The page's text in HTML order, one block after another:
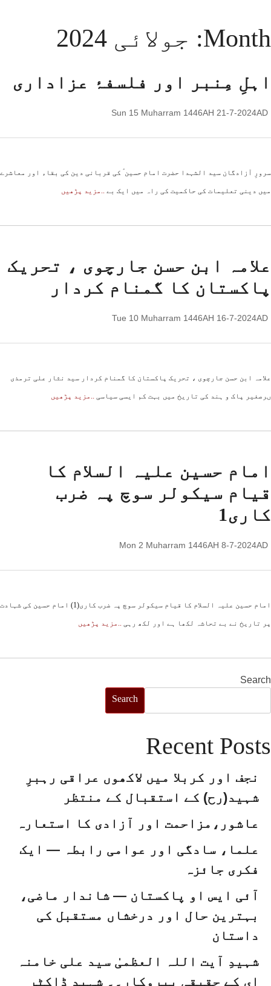
Month: جولائی 2024
اہلِ مِنبر اور فلسفۂ عزاداری
Sun 15 Muharram 1446AH 21-7-2024AD
سرورِ آزادگان سید الشہدا حضرت امام حسین ؑ کی قربانی دین کی بقاء اور معاشرے
میں دینی تعلیمات کی حاکمیت کی راہ میں ایک بے ..مزید پڑھیں
علامہ ابن حسن جارچوی ، تحریک
پاکستان کا گمنام کردار
Tue 10 Muharram 1446AH 16-7-2024AD
علامہ ابن حسن جارچوی ، تحریک پاکستان کا گمنام کردار سید نثار علی ترمذی
ںرصغیر پاک و ہند کی تاریخ میں بہت کم ایسی سیاسی ..مزید پڑھیں
امام حسین علیہ السلام کا
قیام سیکولر سوچ پہ ضرب
کاری1
Mon 2 Muharram 1446AH 8-7-2024AD
امام حسین علیہ السلام کا قیام سیکولر سوچ پہ ضرب کاری(1) امام حسین کی شہادت
پر تاریخ نے بے تحاشہ لکھا ہے اور لکھ رہی ..مزید پڑھیں
Search
Search
Recent Posts
نجف اور کربلا میں لاکھوں عراقی رہبرِ
شہید(رح) کے استقبال کے منتظر
عاشور،مزاحمت اور آزادی کا استعارہ
علما، سادگی اور عوامی رابطہ — ایک
فکری جائزہ
آئی ایس او پاکستان — شاندار ماضی،
بہترین حال اور درخشاں مستقبل کی
داستان
شہیدِ آیت اللہ العظمیٰ سید علی خامنہ
ای کے حقیقی پیروکار۔۔ شہید ڈاکٹر